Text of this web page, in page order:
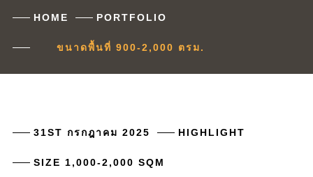
HOME PORTFOLIO
ขนาดพื้นที่ 900-2,000 ตรม.
31ST กรกฎาคม 2025 HIGHLIGHT
SIZE 1,000-2,000 SQM